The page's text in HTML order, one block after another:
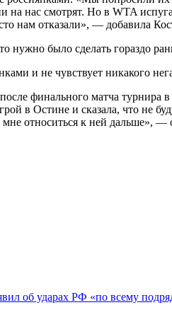
на нас смотрят. Но в WTA
нам отказали», — добавила
нужно было сделать гораздо
и не чувствует никакого
финального матча турнира
в Остине и сказала, что не
мне относиться к ней дальше», —
об ударах РФ «по всему